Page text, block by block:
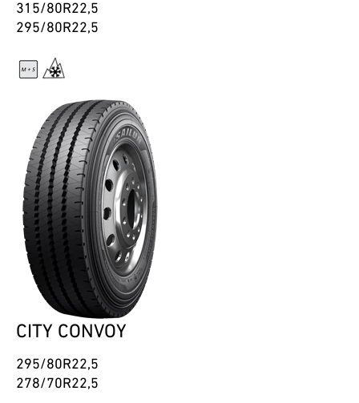
315/80R22,5
295/80R22,5
CITY CONVOY
295/80R22,5
278/70R22,5